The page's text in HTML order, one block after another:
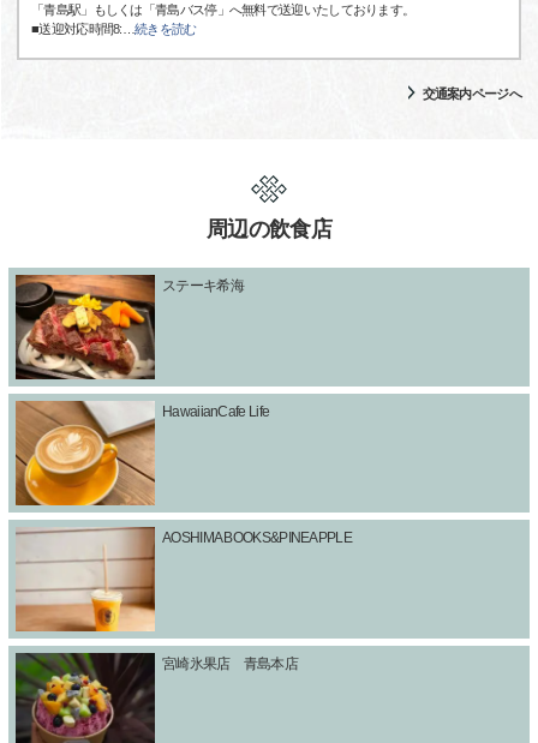
「青島駅」もしくは「青島バス停」へ無料で送迎いたしております。
■送迎対応時間8: …続きを読む
交通案内ページへ
周辺の飲食店
ステーキ希海
HawaiianCafe Life
AOSHIMA BOOKS&PINEAPPLE
宮崎氷果店 青島本店